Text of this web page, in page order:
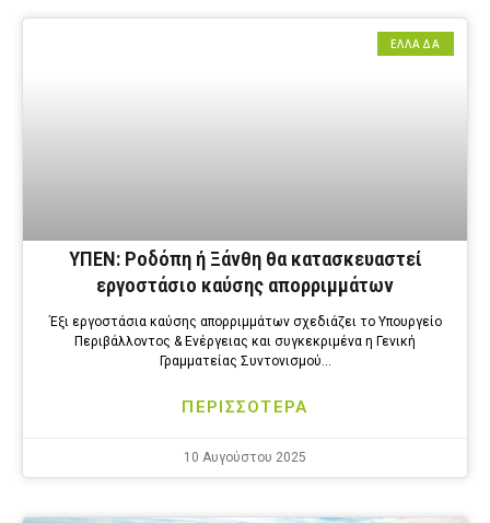
ΕΛΛΑΔΑ
ΥΠΕΝ: Ροδόπη ή Ξάνθη θα κατασκευαστεί
εργοστάσιο καύσης απορριμμάτων
Έξι εργοστάσια καύσης απορριμμάτων σχεδιάζει το Υπουργείο
Περιβάλλοντος & Ενέργειας και συγκεκριμένα η Γενική
Γραμματείας Συντονισμού…
ΠΕΡΙΣΣΟΤΕΡΑ
10 Αυγούστου 2025